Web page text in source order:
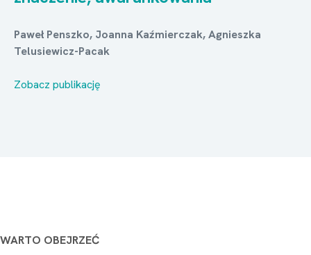
Paweł Penszko, Joanna Kaźmierczak, Agnieszka
Telusiewicz-Pacak
Zobacz publikację
WARTO OBEJRZEĆ